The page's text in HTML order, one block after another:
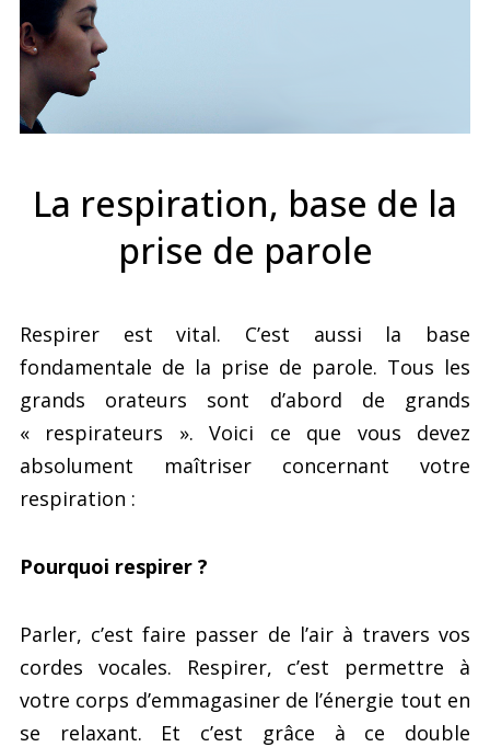
La respiration, base de la
prise de parole
Respirer est vital. C’est aussi la base
fondamentale de la prise de parole. Tous les
grands orateurs sont d’abord de grands
« respirateurs ». Voici ce que vous devez
absolument maîtriser concernant votre
respiration :
Pourquoi respirer ?
Parler, c’est faire passer de l’air à travers vos
cordes vocales. Respirer, c’est permettre à
votre corps d’emmagasiner de l’énergie tout en
se relaxant. Et c’est grâce à ce double